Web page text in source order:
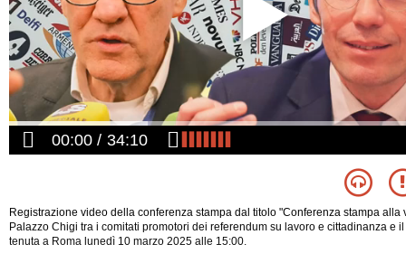
00:00 34:10
Registrazione video della conferenza stampa dal titolo "Conferenza stampa alla
Palazzo Chigi tra i comitati promotori dei referendum su lavoro e cittadinanza e
tenuta a Roma lunedì 10 marzo 2025 alle 15:00.